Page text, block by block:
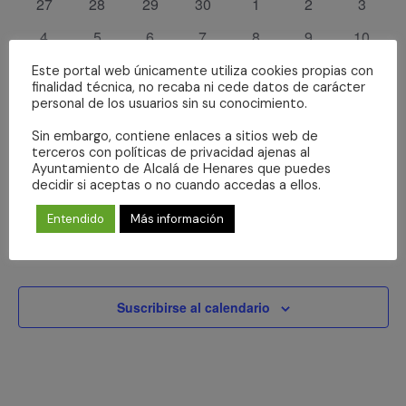
vistas
de
Eventos
Eventos
0
4
0
5
0
6
0
7
0
8
0
9
0
10
0
eventos
11
0
eventos
12
0
eventos
13
0
eventos
14
0
eventos
15
0
eventos
16
0
eventos
17
0
18
0
19
0
20
021
0
22
0
23
0
eventos
25
0
eventos
26
0
eventos
27
0
eventos
28
0
eventos
29
0
eventos
30
Aviso No se ha encontrado ningún resultado.
Suscribirse al calendario
Este portal web únicamente utiliza cookies propias con
finalidad técnica, no recaba ni cede datos de carácter
personal de los usuarios sin su conocimiento.
Sin embargo, contiene enlaces a sitios web de
terceros con políticas de privacidad ajenas al
Ayuntamiento de Alcalá de Henares que puedes
decidir si aceptas o no cuando accedas a ellos.
Entendido Más información